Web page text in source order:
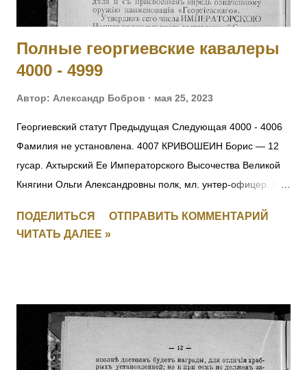
унтер-офицер. За отличие в боях с 6 по 10.11.19...
Полные георгиевские кавалеры
4000 - 4999
Автор: Александр Бобров мая 25, 2023
Георгиевский статут Предыдущая Следующая 4000 - 4006
Фамилия не установлена. 4007 КРИВОШЕИН Борис — 12
гусар. Ахтырский Ее Императорского Высочества Великой
Княгини Ольги Александровны полк, мл. унтер-офицер. За
Заменен, IV-271156] 4008 Фамилия не установлена. 4009
ПЕРЕТЫКИН Василий Васильевич (стан. Челябинская) — 3
ЛАРИН Николай — 21 саперный батальон, 2 рота, мл.
унтер-офицер. За мужество и храбрость в боях с
австрийцами с 29.05 по 16.06.1915. 4013 БОГДАНОВ
ПОДЕЛИТЬСЯ
ОТПРАВИТЬ КОММЕНТАРИЙ
ЧИТАТЬ ДАЛЕЕ »